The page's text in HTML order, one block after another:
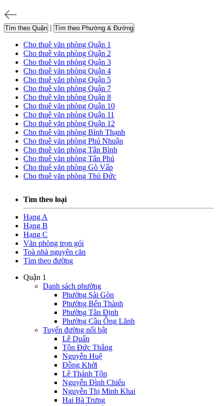
Tìm theo Quận | Tìm theo Phường & Đường
Cho thuê văn phòng Quận 1
Cho thuê văn phòng Quận 2
Cho thuê văn phòng Quận 3
Cho thuê văn phòng Quận 4
Cho thuê văn phòng Quận 5
Cho thuê văn phòng Quận 7
Cho thuê văn phòng Quận 8
Cho thuê văn phòng Quận 10
Cho thuê văn phòng Quận 11
Cho thuê văn phòng Quận 12
Cho thuê văn phòng Bình Thạnh
Cho thuê văn phòng Phú Nhuận
Cho thuê văn phòng Tân Bình
Cho thuê văn phòng Tân Phú
Cho thuê văn phòng Gò Vấp
Cho thuê văn phòng Thủ Đức
Tìm theo loại
Hạng A
Hạng B
Hạng C
Văn phòng trọn gói
Toà nhà nguyên căn
Tìm theo đường
Quận 1
Danh sách phường
Phường Sài Gòn
Phường Bến Thành
Phường Tân Định
Phường Cầu Ông Lãnh
Tuyến đường nổi bật
Lê Duẩn
Tôn Đức Thắng
Nguyễn Huệ
Đồng Khởi
Lê Thánh Tôn
Nguyễn Đình Chiểu
Nguyễn Thị Minh Khai
Hai Bà Trưng